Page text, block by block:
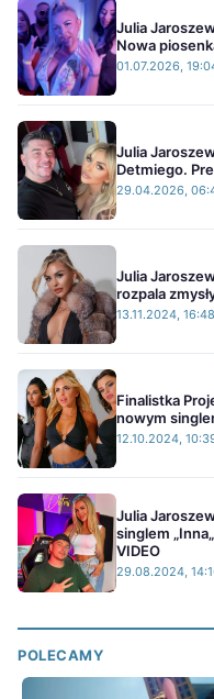
Julia
Nowa
01.07.2026,
Julia
Detmiego.
29.04.2026,
Julia
rozpala
13.11.2024, 16:48
Finalistka
nowym
12.10.2024,
Julia
singlem
VIDEO
29.08.2024,
POLECAMY